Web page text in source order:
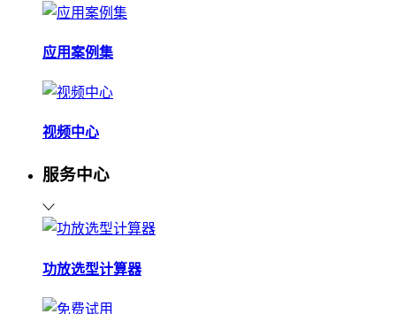
应用案例集
视频中心
服务中心
功放选型计算器